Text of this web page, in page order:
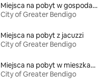
Miejsca na pobyt w gospodarstwach agroturystycznych
City of Greater Bendigo
Miejsca na pobyt z jacuzzi
City of Greater Bendigo
Miejsca na pobyt w mieszkaniach
City of Greater Bendigo